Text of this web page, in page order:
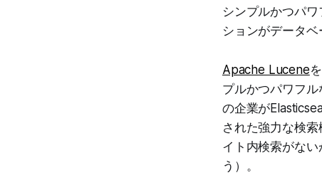
シンプルかつパ
ションがデータベ
Apache Lucene
プルかつパワフ
の企業が
された強力な検
イト内検索がな
う）。